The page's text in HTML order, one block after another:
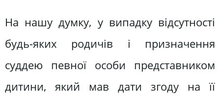
На нашу думку, у випадку відсутності
будь-яких родичів і призначення
суддею певної особи представником
дитини, який мав дати згоду на її